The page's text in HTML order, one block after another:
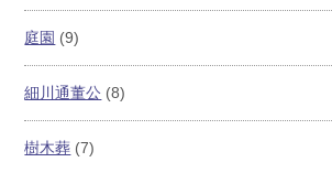
庭園 (9)
細川通董公 (8)
樹木葬 (7)